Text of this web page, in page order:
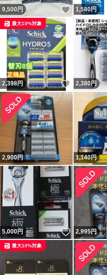
9,500円 いいね！
1,580円
2,398円 いいね！
最大10%対象
2,380円
2,900円 1,140円
5,000円 いいね！
2,995円
最大10%対象